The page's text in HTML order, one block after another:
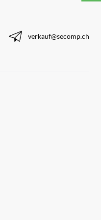
verkauf@secomp.ch